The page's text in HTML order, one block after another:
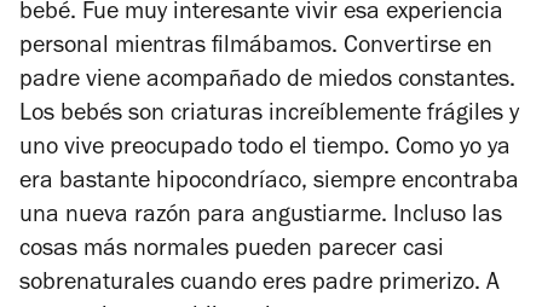
bebé. Fue muy interesante vivir esa experiencia
personal mientras filmábamos. Convertirse en
padre viene acompañado de miedos constantes.
Los bebés son criaturas increíblemente frágiles y
uno vive preocupado todo el tiempo. Como yo ya
era bastante hipocondríaco, siempre encontraba
una nueva razón para angustiarme. Incluso las
cosas más normales pueden parecer casi
sobrenaturales cuando eres padre primerizo. A